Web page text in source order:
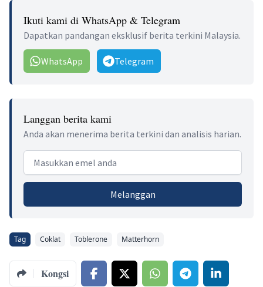
Ikuti kami di WhatsApp & Telegram
Dapatkan pandangan eksklusif berita terkini Malaysia.
WhatsApp Telegram
Langgan berita kami
Anda akan menerima berita terkini dan analisis harian.
Email address
Melanggan
Tag Coklat Toblerone Matterhorn
Kongsi